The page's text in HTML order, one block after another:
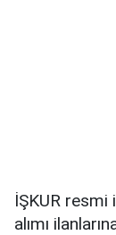
İŞKUR resmi
alımı